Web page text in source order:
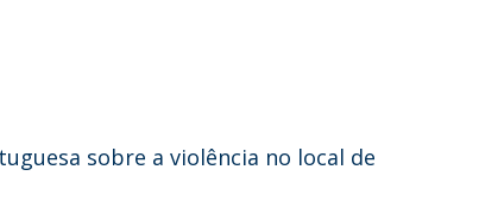
sobre a violência no local de